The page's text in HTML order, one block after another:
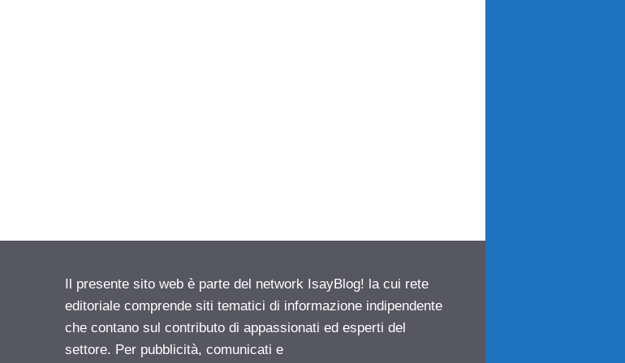
Il presente sito web è parte del network IsayBlog! la cui rete
editoriale comprende siti tematici di informazione indipendente
che contano sul contributo di appassionati ed esperti del
settore. Per pubblicità, comunicati e